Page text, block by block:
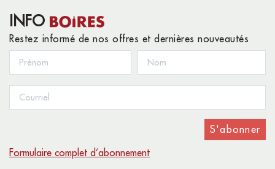
INFO
Restez informé de nos offres et dernières nouveautés
S'abonner
Formulaire complet d’abonnement